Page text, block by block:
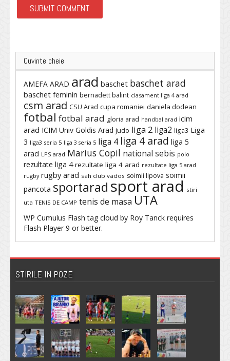
Cuvinte cheie
AMEFA ARAD arad baschet baschet arad
baschet feminin bernadett balint clasament liga 4 arad
csm arad CSU Arad cupa romaniei daniela dodean
fotbal fotbal arad gloria arad handbal arad icim
arad ICIM Univ Goldis Arad judo liga 2 liga2 liga3 Liga
3 liga3 seria 5 liga 3 seria 5 liga 4 liga 4 arad liga 5
arad LPS arad Marius Copil national sebis polo
rezultate liga 4 rezultate liga 4 arad rezultate liga 5 arad
rugby rugby arad sah club vados soimii lipova soimii
pancota sportarad sport arad stiri
uta TENIS DE CAMP tenis de masa UTA
WP Cumulus Flash tag cloud by Roy Tanck requires
Flash Player 9 or better.
STIRILE IN POZE